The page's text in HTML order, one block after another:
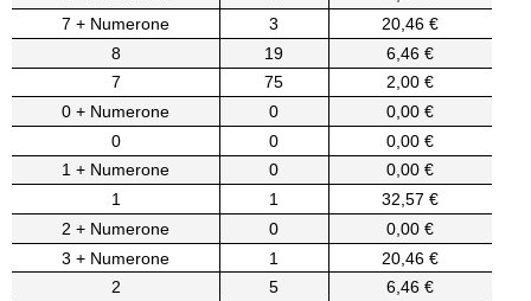
7 + Numerone
3
20,46 €
8
19
6,46 €
7
75
2,00 €
0 + Numerone
0
0,00 €
0
0
0,00 €
1 + Numerone
0
0,00 €
1
1
32,57 €
2 + Numerone
0
0,00 €
3 + Numerone
1
20,46 €
2
5
6,46 €